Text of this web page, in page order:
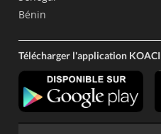
Bénin
Télécharger l'application KOACI